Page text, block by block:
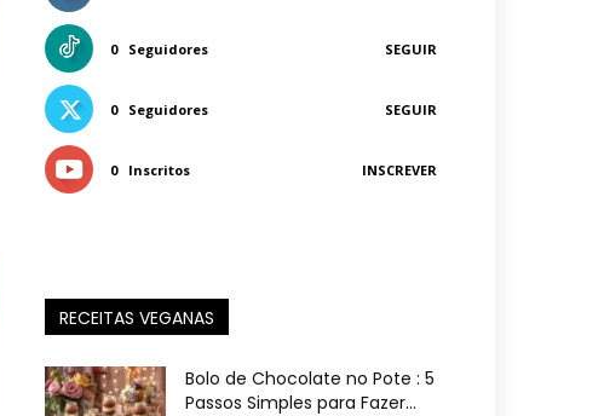
0 Seguidores SEGUIR
0 Seguidores SEGUIR
0 Inscritos INSCREVER
RECEITAS VEGANAS
Bolo de Chocolate no Pote : 5
Passos Simples para Fazer...